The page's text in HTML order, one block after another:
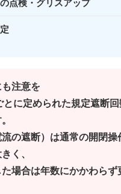
点検・グリスアップ
も注意を
に定められた規定遮断
の遮断）は通常の開閉操
く、
場合は年数にかかわらず